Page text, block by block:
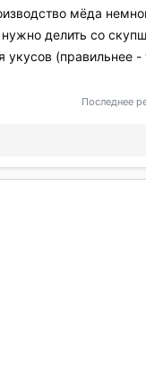
мёда
делить со
укусов (правильнее -
Последнее